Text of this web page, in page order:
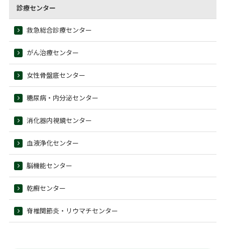
診療センター
救急総合診療センター
がん治療センター
女性骨盤底センター
糖尿病・内分泌センター
消化器内視鏡センター
血液浄化センター
脳機能センター
乾癬センター
脊椎関節炎・リウマチセンター